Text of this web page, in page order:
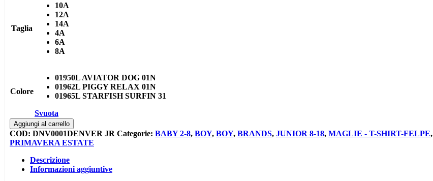
Taglia
10A
12A
14A
4A
6A
8A
Colore
01950L AVIATOR DOG 01N
01962L PIGGY RELAX 01N
01965L STARFISH SURFIN 31
Svuota
T-
shirt
mc2
barth
quantità
Aggiungi al carrello
COD: DNV0001DENVER JR Categorie: BABY 2-8, BOY, BOY, BRANDS, JUNIOR 8-18, MAGLIE - T-SHIRT-FELPE,
PRIMAVERA ESTATE
Descrizione
Informazioni aggiuntive